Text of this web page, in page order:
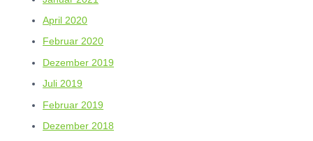
April 2020
Februar 2020
Dezember 2019
Juli 2019
Februar 2019
Dezember 2018